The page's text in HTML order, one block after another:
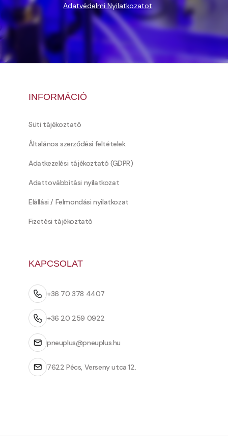
Adatvédelmi Nyilatkozatot.
INFORMÁCIÓ
Süti tájékoztató
Általános szerződési feltételek
Adatkezelési tájékoztató (GDPR)
Adattovábbítási nyilatkozat
Elállási / Felmondási nyilatkozat
Fizetési tájékoztató
KAPCSOLAT
+36 70 378 4407
+36 20 259 0922
pneuplus@pneuplus.hu
7622 Pécs, Verseny utca 12.